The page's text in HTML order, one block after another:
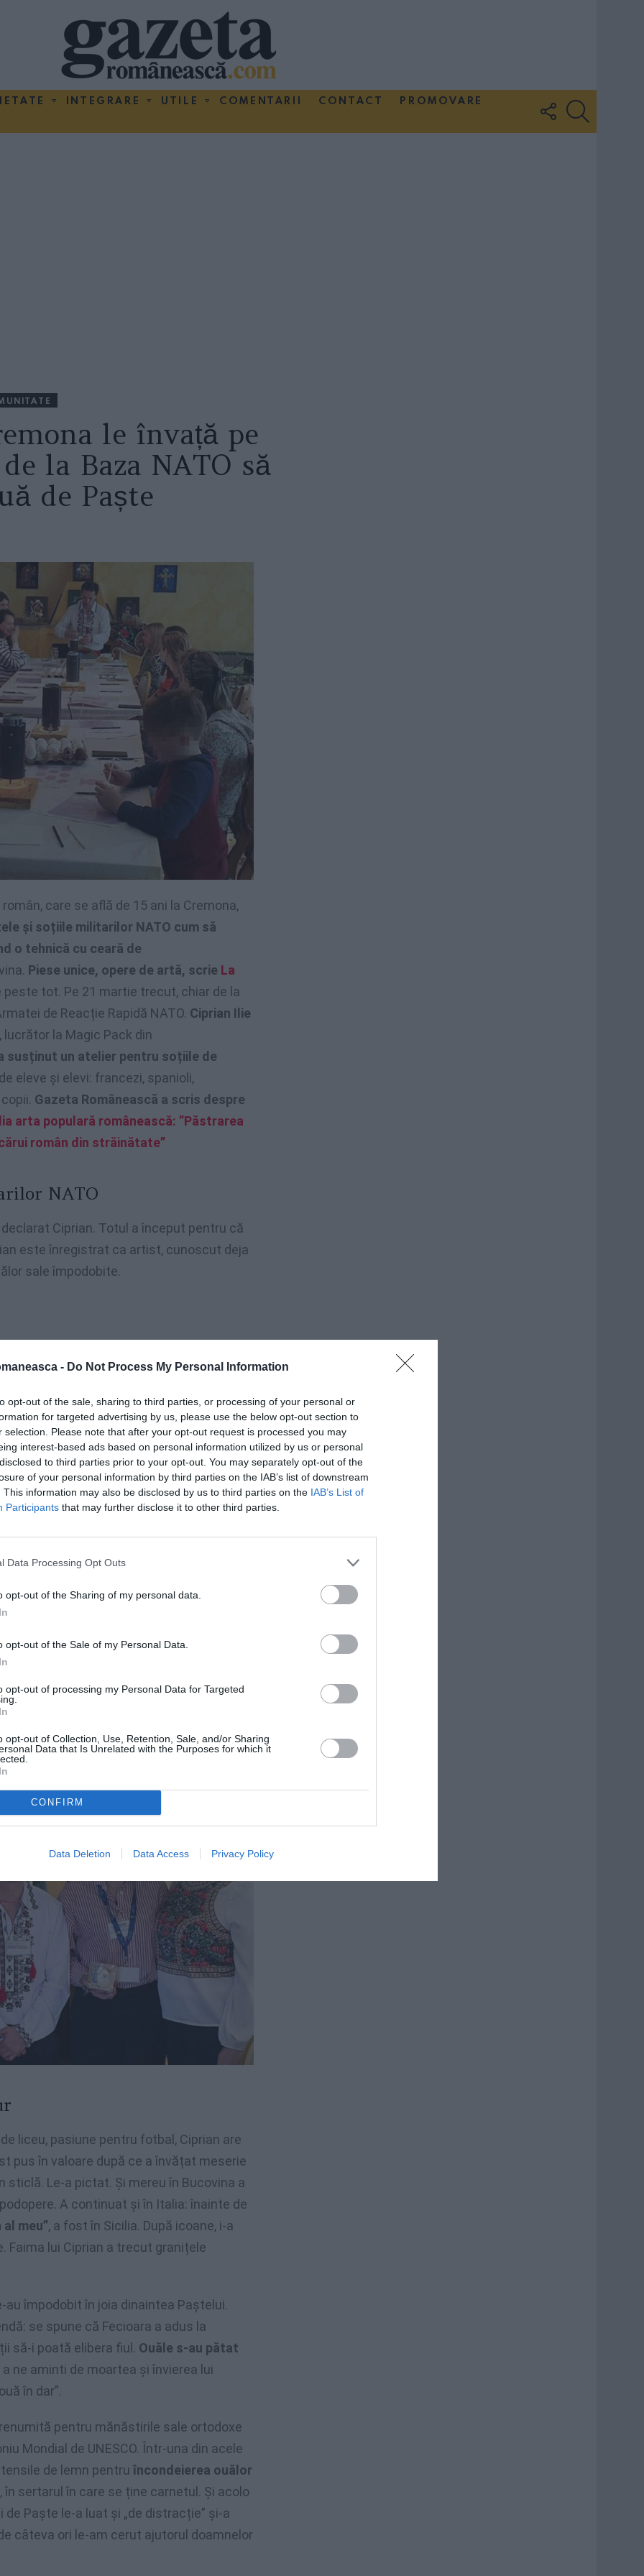
- Do Not Process My Personal Information
opt-out of the sale, sharing to third parties, or processing of your personal or
for targeted advertising by us, please use the below opt-out section to
selection. Please note that after your opt-out request is processed you may
interest-based ads based on personal information utilized by us or personal
to third parties prior to your opt-out. You may separately opt-out of the
of your personal information by third parties on the IAB’s list of downstream
This information may also be disclosed by us to third parties on the IAB’s List of
Participants that may further disclose it to other third parties.
Data Processing Opt Outs
opt-out of the Sharing of my personal data.
opt-out of the Sale of my Personal Data.
opt-out of processing my Personal Data for Targeted
opt-out of Collection, Use, Retention, Sale, and/or Sharing
Data that Is Unrelated with the Purposes for which it
CONFIRM
Data Deletion Data Access Privacy Policy
INTEGRARE UTILE COMENTARII CONTACT
PROMOVARE
FOLLOW
US
le învață pe
la Baza NATO să
de Paște
care se află de 15 ani la Cremona,
și soțiile militarilor NATO cum să
o tehnică cu ceară de
Piese unice, opere de artă, scrie La
peste tot. Pe 21 martie trecut, chiar de la
de Reacție Rapidă NATO. Ciprian Ilie
lucrător la Magic Pack din
un atelier pentru soțiile de
eleve și elevi: francezi, spanioli,
Gazeta Românească a scris despre
arta populară românească: ”Păstrarea
român din străinătate”
NATO
Ciprian. Totul a început pentru că
este înregistrat ca artist, cunoscut deja
sale împodobite.
soțiile liderilor militari – explică artistul -.
pe cineva care face ouă pictate
fost contactat de doamna Mioara Sarb
pentru această oportunitate. Și le
și soției sale Lucica Tudoran pentru
Silvicăi Simonca , fondatoarea asociației
și băiatul de 10 ani, Ciprian a plecat la
de la 10.30 la 12.30. — „Am făcut o
liceu, pasiune pentru fotbal, Ciprian are
pus în valoare după ce a învățat meserie
Le-a pictat. Și mereu în Bucovina a
A continuat și în Italia: înainte de
meu”, a fost în Sicilia. După icoane, i-a
Faima lui Ciprian a trecut granițele
au împodobit în joia dinaintea Paștelui.
se spune că Fecioara a adus la
să-i poată elibera fiul. Ouăle s-au pătat
ne aminti de moartea și învierea lui
în dar”.
pentru mănăstirile sale ortodoxe
Mondial de UNESCO. Într-una din acele
de lemn pentru încondeierea ouălor
în sertarul în care se ține carnetul. Și acolo
Paște le-a luat și „de distracție” și-a
câteva ori le-am cerut ajutorul doamnelor